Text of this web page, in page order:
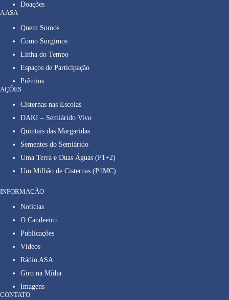
Doações
A ASA
Quem Somos
Como Surgimos
Linha do Tempo
Espaços de Participação
Prêmios
AÇÕES
Cisternas nas Escolas
DAKI – Semiárido Vivo
Quintais das Margaridas
Sementes do Semiárido
Uma Terra e Duas Águas (P1+2)
Um Milhão de Cisternas (P1MC)
INFORMAÇÃO
Notícias
O Candeeiro
Publicações
Vídeos
Rádio ASA
Giro na Mídia
Imagens
CONTATO